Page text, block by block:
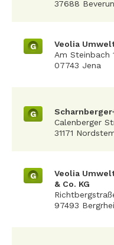
37688
G
Veolia
Am Steinbach
07743 Jena
G
Calenberger
31171
G
Veolia
& Co. KG
97493